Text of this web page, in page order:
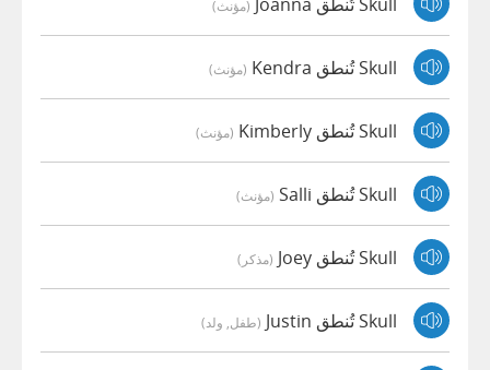
(مؤنث)
Skull تُنطق Kendra (مؤنث)
Skull تُنطق Kimberly (مؤنث)
Skull تُنطق Salli (مؤنث)
Skull تُنطق Joey (مذكر)
Skull تُنطق Justin (طفل, ولد)